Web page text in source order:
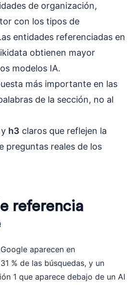
de organización,
con los tipos de
entidades referenciadas en
obtienen mayor
modelos IA.
más importante en las
de la sección, no al
y h3 claros que reflejen la
preguntas reales de los
referencia
aparecen en
% de las búsquedas, y un
1 que aparece debajo de un AI